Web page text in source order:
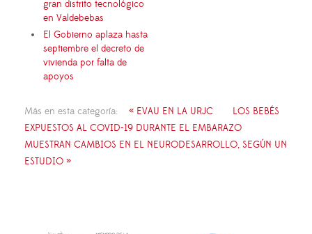
gran distrito tecnológico
en Valdebebas
El Gobierno aplaza hasta
septiembre el decreto de
vivienda por falta de
apoyos
Más en esta categoría: « EVAU EN LA URJC
LOS BEBÉS
EXPUESTOS AL COVID-19 DURANTE EL EMBARAZO
MUESTRAN CAMBIOS EN EL NEURODESARROLLO, SEGÚN UN
ESTUDIO »